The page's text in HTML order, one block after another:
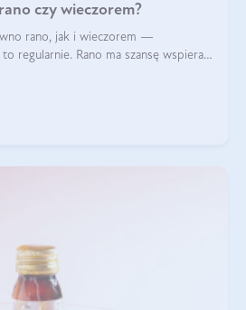
czy wieczorem?
rano, jak i wieczorem —
regularnie. Rano ma szansę wspierać